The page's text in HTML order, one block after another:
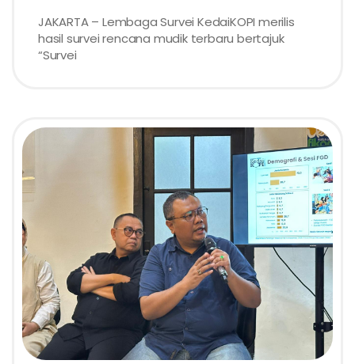
JAKARTA – Lembaga Survei KedaiKOPI merilis
hasil survei rencana mudik terbaru bertajuk
“Survei